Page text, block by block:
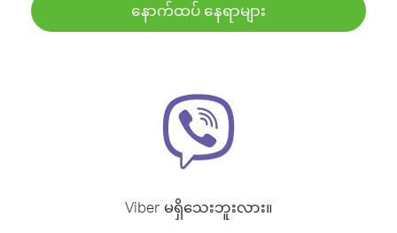
နောက်ထပ် နေရာများ
Viber မရှိသေးဘူးလား။